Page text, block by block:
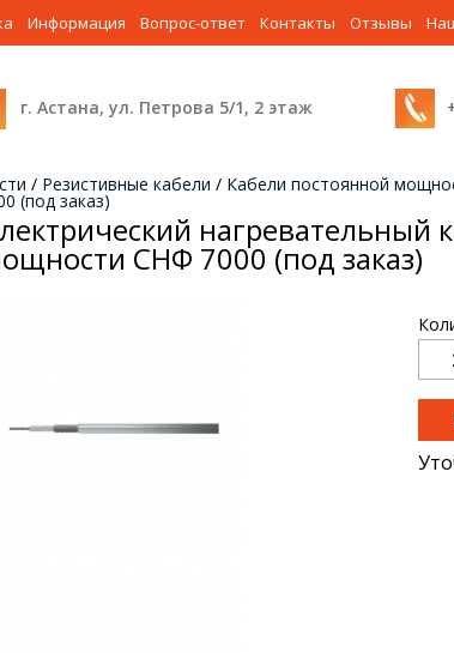
Информация Вопрос-ответ Контакты Отзывы
г. Астана, ул. Петрова 5/1, 2 этаж
/ Резистивные кабели / Кабели постоянной
(под заказ)
нагревательный
СНФ 7000 (под заказ)